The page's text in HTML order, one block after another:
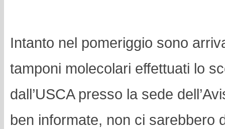
Intanto nel pomeriggio sono
tamponi molecolari effettuati lo
dall’USCA presso la sede
ben informate, non ci sarebbero